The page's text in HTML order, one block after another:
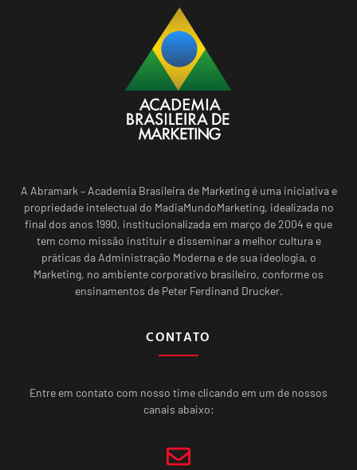
A Abramark – Academia Brasileira de Marketing é uma iniciativa e
propriedade intelectual do MadiaMundoMarketing, idealizada no
final dos anos 1990, institucionalizada em março de 2004 e que
tem como missão instituir e disseminar a melhor cultura e
práticas da Administração Moderna e de sua ideologia, o
Marketing, no ambiente corporativo brasileiro, conforme os
ensinamentos de Peter Ferdinand Drucker.
CONTATO
Entre em contato com nosso time clicando em um de nossos
canais abaixo: